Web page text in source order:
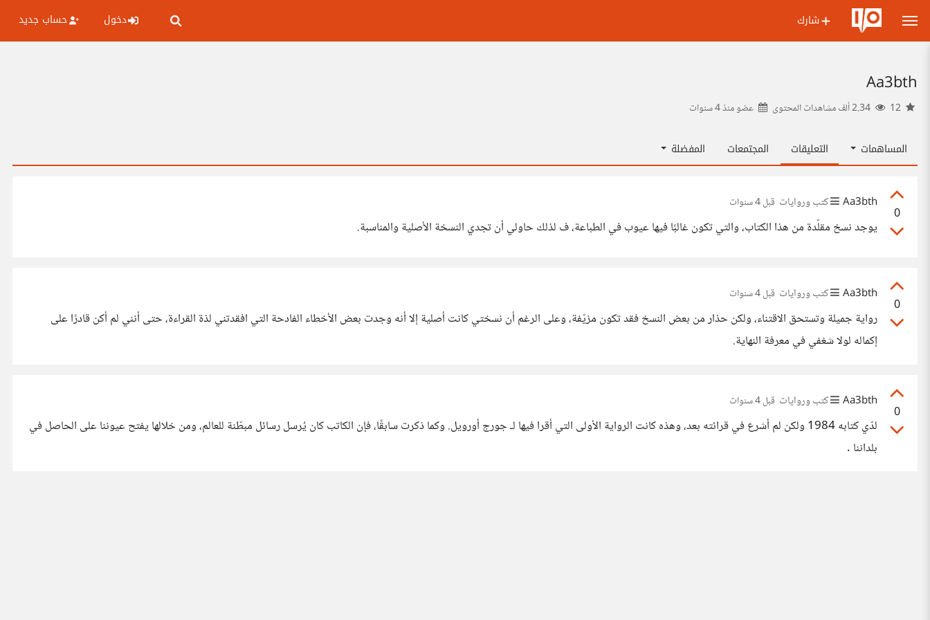
شارك دخول حساب جديد
Aa3bth
عضو منذ4 سنوات
المساهمات التعليقات المجتمعات المفضلة
0
Aa3bth كتب وروايات قبل 4 سنوات
يوجد نسخ مقلّدة من هذا الكتاب، والتي تكون غالبًا فيها عيوب في الطباعة، ف لذلك حاولي أن تجدي النسخة الأصلية والمناسبة.
0
Aa3bth كتب وروايات قبل 4 سنوات
رواية جميلة وتستحق الاقتناء، ولكن حذار من بعض النسخ فقد تكون مزيّفة، وعلى الرغم أن نسختي كانت أصلية إلا أنه وجدت بعض الأخطاء الفادحة التي افقدتني لذة القراءة، حتى أنني لم أكن قادرًا على
إكماله لولا شغفي في معرفة النهاية.
0
Aa3bth كتب وروايات قبل 4 سنوات
لدّي كتابه 1984 ولكن لم أشرع في قرائته بعد، وهذه كانت الرواية الأولى التي أقرا فيها لـ جورج أورويل. وكما ذكرت سابقًا، فإن الكاتب كان يُرسل رسائل مبطّنة للعالم، ومن خلالها يفتح عيوننا على الحاصل في
بلداننا .